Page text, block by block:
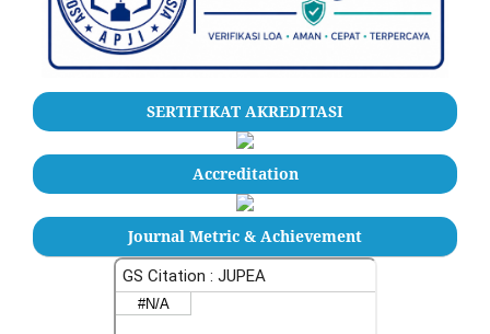
SERTIFIKAT AKREDITASI
Accreditation
Journal Metric & Achievement